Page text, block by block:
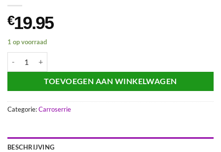
€19.95
1 op voorraad
TOEVOEGEN AAN WINKELWAGEN
Categorie:Carroserrie
BESCHRIJVING